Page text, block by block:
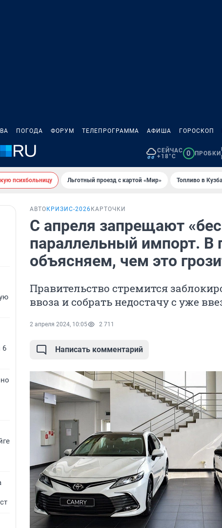
ПОГОДА ФОРУМ ТЕЛЕПРОГРАММА АФИША ГОРОСКОП
СЕЙЧАС
+18°C
0 ПРОБКИ
психбольницу Льготный проезд с картой «Мир» Топливо в
6
АВТО КРИЗИС-2026 КАРТОЧКИ
С апреля запрещают
параллельный импорт. В
объясняем, чем это
Правительство стремится
ввоза и собрать недостачу с уже
2 апреля 2024, 10:05 2 711
Написать комментарий